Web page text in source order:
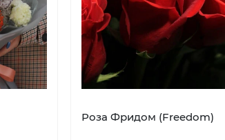
Роза Фридом (Freedom)